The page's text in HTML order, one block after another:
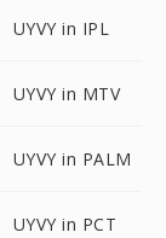
UYVY in IPL
UYVY in MTV
UYVY in PALM
UYVY in PCT